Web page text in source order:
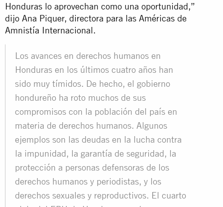
Honduras lo aprovechan como una oportunidad,”
dijo Ana Piquer, directora para las Américas de
Amnistía Internacional.
Los avances en derechos humanos en
Honduras en los últimos cuatro años han
sido muy tímidos. De hecho, el gobierno
hondureño ha roto muchos de sus
compromisos con la población del país en
materia de derechos humanos. Algunos
ejemplos son las deudas en la lucha contra
la impunidad, la garantía de seguridad, la
protección a personas defensoras de los
derechos humanos y periodistas, y los
derechos sexuales y reproductivos. El cuarto